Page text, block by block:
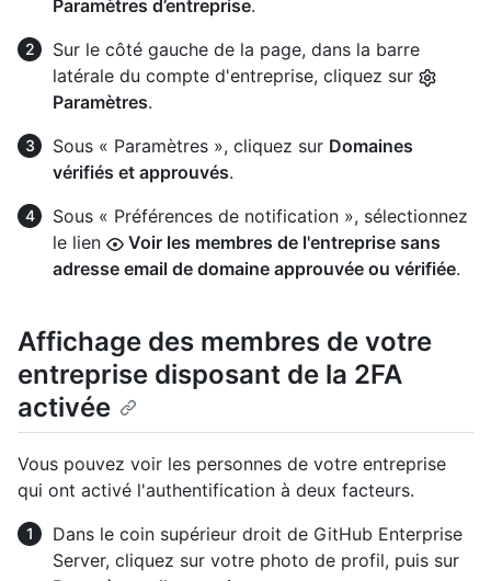
Paramètres d’entreprise.
Sur le côté gauche de la page, dans la barre
latérale du compte d'entreprise, cliquez sur
Paramètres.
Sous « Paramètres », cliquez sur Domaines
vérifiés et approuvés.
Sous « Préférences de notification », sélectionnez
le lien
Voir les membres de l'entreprise sans
adresse email de domaine approuvée ou vérifiée.
Affichage des membres de votre
entreprise disposant de la 2FA
activée
Vous pouvez voir les personnes de votre entreprise
qui ont activé l'authentification à deux facteurs.
Dans le coin supérieur droit de GitHub Enterprise
Server, cliquez sur votre photo de profil, puis sur